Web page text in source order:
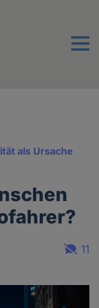
Menu
als Ursache
11